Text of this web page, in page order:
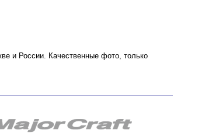
и России. Качественные фото, только